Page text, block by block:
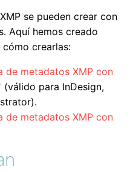
se pueden crear con
Aquí hemos creado
crearlas:
de metadatos XMP con
(válido para InDesign,
de metadatos XMP con